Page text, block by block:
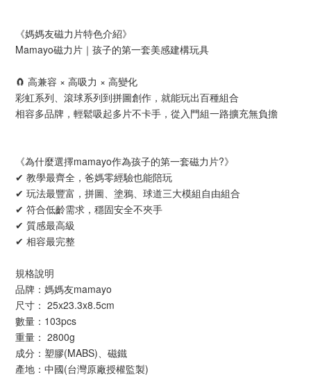
《媽媽友磁力片特色介紹》
Mamayo磁力片｜孩子的第一套美感建構玩具
🧲 高兼容 × 高吸力 × 高變化
彩虹系列、滾球系列到拼圖創作，就能玩出百種組合
相容多品牌，輕鬆吸起多片不卡手，從入門組一路擴充無負擔
《為什麼選擇mamayo作為孩子的第一套磁力片?》
✔ 教學最齊全，爸媽零經驗也能陪玩
✔ 玩法最豐富，拼圖、塗鴉、球道三大模組自由組合
✔ 符合低齡需求，穩固安全不夾手
✔ 質感最高級
✔ 相容最完整
規格說明
品牌：媽媽友mamayo
尺寸： 25x23.3x8.5cm
數量：103pcs
重量： 2800g
成分：塑膠(MABS)、磁鐵
產地：中國(台灣原廠授權監製)